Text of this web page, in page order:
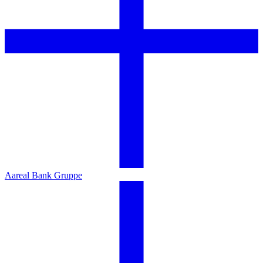
Aareal Bank Gruppe